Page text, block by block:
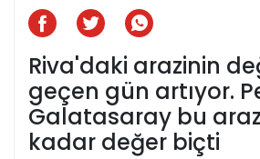
Riva'daki arazinin
geçen gün artıyor.
Galatasaray bu
kadar değer biçti